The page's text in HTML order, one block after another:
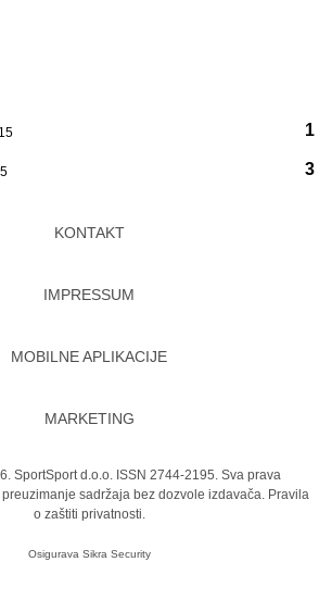
1
3
KONTAKT
IMPRESSUM
MOBILNE APLIKACIJE
MARKETING
SportSport d.o.o. ISSN 2744-2195. Sva prava
sadržaja bez dozvole izdavača. Pravila
o zaštiti privatnosti.
Osigurava Sikra Security